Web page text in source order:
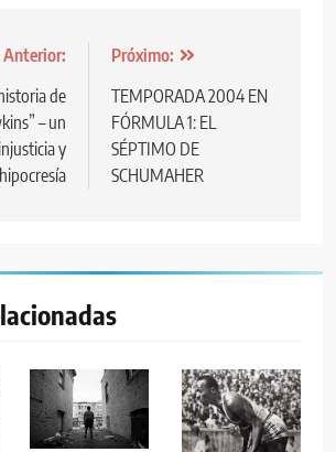
Anterior:
de
– un
y
Próximo:
TEMPORADA 2004 EN
FÓRMULA 1: EL
SÉPTIMO DE
SCHUMAHER